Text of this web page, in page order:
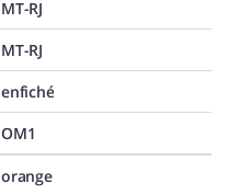
MT-RJ
MT-RJ
enfiché
OM1
orange